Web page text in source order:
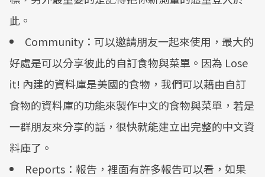
此。
Community：可以邀請朋友一起來使用，最大的
好處是可以分享彼此的自訂食物與菜單。因為 Lose
it! 內建的資料庫是美國的食物，我們可以藉由自訂
食物的資料庫的功能來製作中文的食物與菜單，若是
一群朋友來分享的話，很快就能建立出完整的中文資
料庫了。
Reports：報告，裡面有許多報告可以看，如果